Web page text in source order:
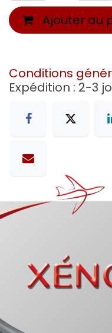
Ajouter au
Conditions
Expédition : 2-3